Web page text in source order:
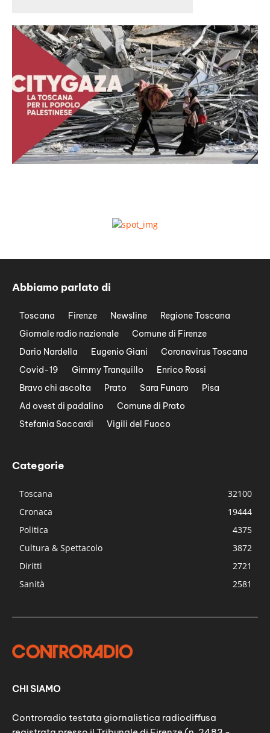
Abbiamo parlato di
Toscana Firenze Newsline
Regione Toscana
Giornale radio nazionale
Comune di Firenze
Dario Nardella
Eugenio Giani
Coronavirus Toscana
Covid-19
Gimmy Tranquillo
Enrico Rossi
Bravo chi ascolta
Prato Sara Funaro
Pisa
Ad ovest di padalino
Comune di Prato
Stefania Saccardi
Vigili del Fuoco
Categorie
Toscana
32100
Cronaca
19444
Politica
4375
Cultura & Spettacolo
3872
Diritti
2721
Sanità
2581
CHI SIAMO
Controradio testata giornalistica radiodiffusa